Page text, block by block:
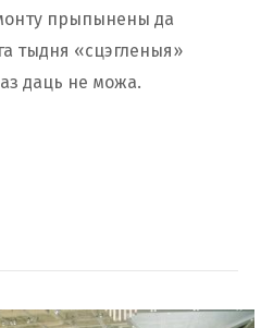
прыпынены да
тыдня «сцэгленыя»
даць не можа.